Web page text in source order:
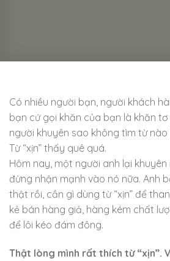
Có nhiều người bạn, người khách
bạn cứ gọi khăn của bạn là khăn
người khuyên sao không tìm từ nào
Từ “xịn” thấy quê quá.
Hôm nay, một người anh lại khuyên
đừng nhận mạnh vào nó nữa. Anh
thật rồi, cần gì dùng từ “xịn” để
kẻ bán hàng giả, hàng kém chất
để lôi kéo đám đông.
Thật lòng mình rất thích từ “xịn”.